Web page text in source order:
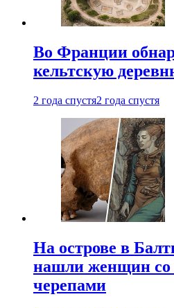
Во Франции
кельтскую
2 года спустя2 года спустя
На острове в
нашли женщин
черепами